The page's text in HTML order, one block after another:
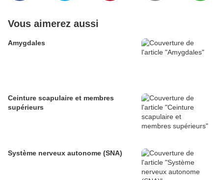
Vous aimerez aussi
Amygdales
Ceinture scapulaire et membres
supérieurs
Système nerveux autonome (SNA)